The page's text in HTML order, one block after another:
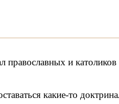
православных и
какие-то